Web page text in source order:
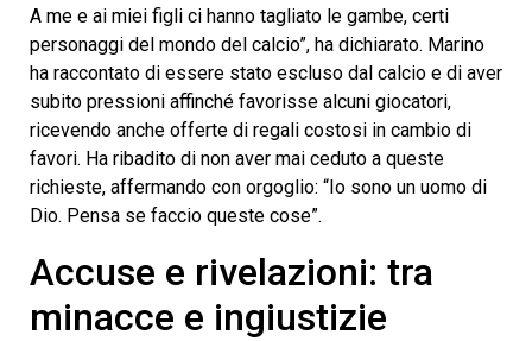
A me e ai miei figli ci hanno tagliato le gambe, certi
personaggi del mondo del calcio”, ha dichiarato. Marino
ha raccontato di essere stato escluso dal calcio e di aver
subito pressioni affinché favorisse alcuni giocatori,
ricevendo anche offerte di regali costosi in cambio di
favori. Ha ribadito di non aver mai ceduto a queste
richieste, affermando con orgoglio: “Io sono un uomo di
Dio. Pensa se faccio queste cose”.
Accuse e rivelazioni: tra
minacce e ingiustizie